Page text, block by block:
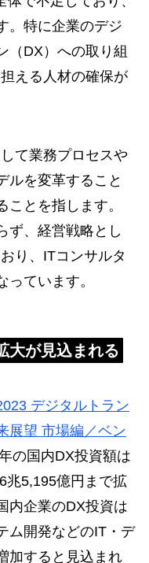
。特に企業のデジ
（DX）への取り組
える人材の確保が
て業務プロセスや
ルを変革すること
とを指します。
ず、経営戦略とし
り、ITコンサルタ
ています。
大が見込まれる
デジタルトラン
展望 市場編／ベン
の国内DX投資額は
兆5,195億円まで拡
内企業のDX投資は
ム開発などのIT・デ
加すると見込まれ